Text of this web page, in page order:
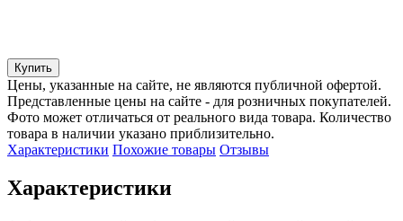
Купить
Цены, указанные на сайте, не являются публичной офертой.
Представленные цены на сайте - для розничных покупателей.
Фото может отличаться от реального вида товара. Количество
товара в наличии указано приблизительно.
Характеристики Похожие товары Отзывы
Характеристики